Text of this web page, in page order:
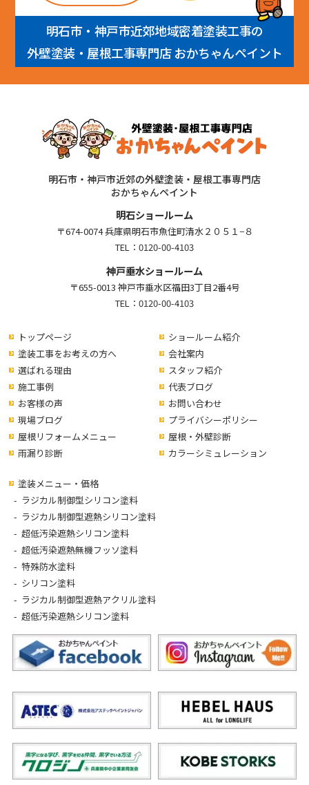
明石市・神戸市近郊地域密着塗装工事の
外壁塗装・屋根工事専門店 おかちゃんペイント
明石市・神戸市近郊の外壁塗装・屋根工事専門店
おかちゃんペイント
明石ショールーム
〒674-0074 兵庫県明石市魚住町清水２０５１−８
TEL： 0120-00-4103
神戸垂水ショールーム
〒655-0013 神戸市垂水区福田3丁目2番4号
TEL： 0120-00-4103
トップページ
塗装工事をお考えの方へ
選ばれる理由
ショールーム紹介
会社案内
スタッフ紹介
施工事例
お客様の声
現場ブログ
代表ブログ
お問い合わせ
プライバシーポリシー
屋根リフォームメニュー
雨漏り診断
屋根・外壁診断
カラーシミュレーション
塗装メニュー・価格
ラジカル制御型シリコン塗料
ラジカル制御型遮熱シリコン塗料
超低汚染遮熱シリコン塗料
超低汚染遮熱無機フッソ塗料
特殊防水塗料
シリコン塗料
ラジカル制御型遮熱アクリル塗料
超低汚染遮熱シリコン塗料